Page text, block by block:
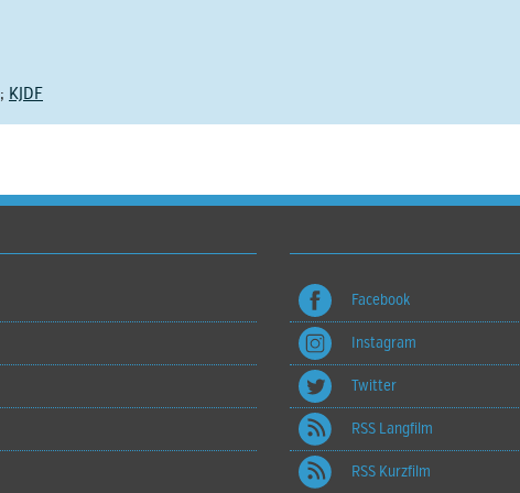
; KJDF
Facebook
Instagram
Twitter
RSS Langfilm
RSS Kurzfilm